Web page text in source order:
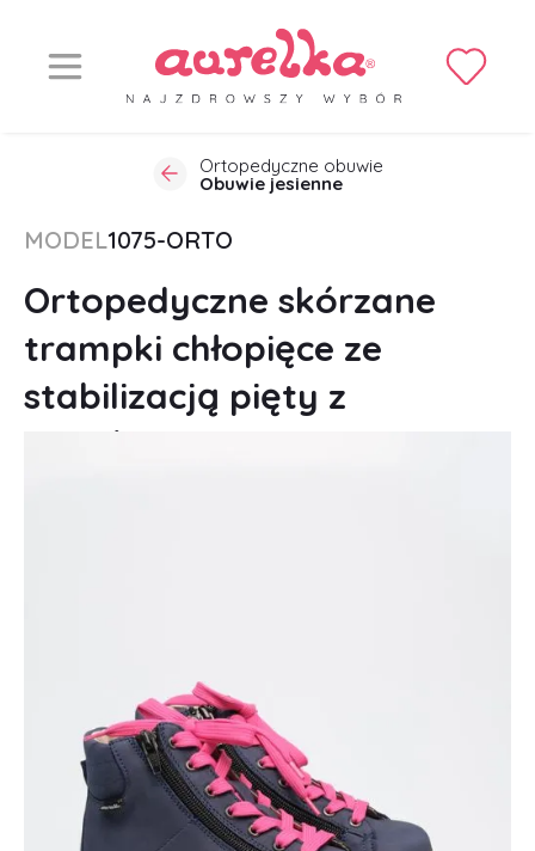
Ortopedyczne obuwie
Obuwie jesienne
MODEL1075-ORTO
Ortopedyczne skórzane
trampki chłopięce ze
stabilizacją pięty z
suwakiem